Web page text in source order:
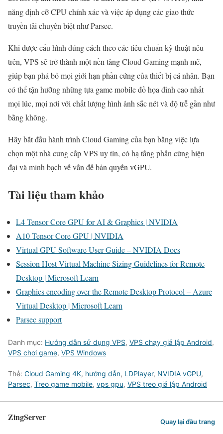
năng định cỡ CPU chính xác và việc áp dụng các giao thức
truyền tải chuyên biệt như Parsec.
Khi được cấu hình đúng cách theo các tiêu chuẩn kỹ thuật nêu
trên, VPS sẽ trở thành một nền tảng Cloud Gaming mạnh mẽ,
giúp bạn phá bỏ mọi giới hạn phần cứng của thiết bị cá nhân. Bạn
có thể tận hưởng những tựa game mobile đồ họa đỉnh cao nhất
mọi lúc, mọi nơi với chất lượng hình ảnh sắc nét và độ trễ gần như
bằng không.
Hãy bắt đầu hành trình Cloud Gaming của bạn bằng việc lựa
chọn một nhà cung cấp VPS uy tín, có hạ tầng phần cứng hiện
đại và minh bạch về vấn đề bản quyền vGPU.
Tài liệu tham khảo
L4 Tensor Core GPU for AI & Graphics | NVIDIA
A10 Tensor Core GPU | NVIDIA
Virtual GPU Software User Guide – NVIDIA Docs
Session Host Virtual Machine Sizing Guidelines for Remote
Desktop | Microsoft Learn
Graphics encoding over the Remote Desktop Protocol – Azure
Virtual Desktop | Microsoft Learn
Parsec support
Danh mục: Hướng dẫn sử dụng VPS, VPS chạy giả lập Android,
VPS chơi game, VPS Windows
Thẻ: Cloud Gaming 4K, hướng dẫn, LDPlayer, NVIDIA vGPU,
Parsec, Treo game mobile, vps gpu, VPS treo giả lập Android
ZingServer Quay lại đầu trang